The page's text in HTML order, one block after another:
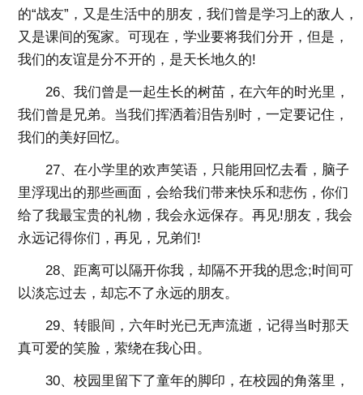
的“战友”，又是生活中的朋友，我们曾是学习上的敌人，
又是课间的冤家。可现在，学业要将我们分开，但是，
我们的友谊是分不开的，是天长地久的!
26、我们曾是一起生长的树苗，在六年的时光里，
我们曾是兄弟。当我们挥洒着泪告别时，一定要记住，
我们的美好回忆。
27、在小学里的欢声笑语，只能用回忆去看，脑子
里浮现出的那些画面，会给我们带来快乐和悲伤，你们
给了我最宝贵的礼物，我会永远保存。再见!朋友，我会
永远记得你们，再见，兄弟们!
28、距离可以隔开你我，却隔不开我的思念;时间可
以淡忘过去，却忘不了永远的朋友。
29、转眼间，六年时光已无声流逝，记得当时那天
真可爱的笑脸，萦绕在我心田。
30、校园里留下了童年的脚印，在校园的角落里，